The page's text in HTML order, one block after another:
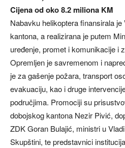
Cijena od oko 8.2 miliona KM
Nabavku helikoptera finansirala
kantona, a realizirana je putem
uređenje, promet i komunikacije i
Opremljen je savremenom i
je za gašenje požara, transport
evakuaciju, kao i druge
područjima. Promociji su
dobojskog kantona Nezir Pivić,
ZDK Goran Bulajić, ministri u
Skupštini, te predstavnici